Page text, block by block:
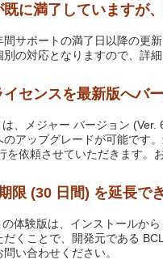
に満了していますが
間サポートの満了日以降の更
の対応となりますので、詳
センスを最新版へバ
、メジャー バージョン
のアップグレードが可能です
を依頼させていただきます。
限 (30 日間) を延長で
体験版は、インストールか
だくことで、開発元である
い合わせください。